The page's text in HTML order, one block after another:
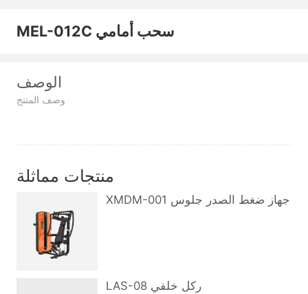
MEL-012C سحب أمامي
الوصف
وصف المنتج
منتجات مماثلة
XMDM-001 جهاز ضغط الصدر جلوس
LAS-08 ركل خلفي